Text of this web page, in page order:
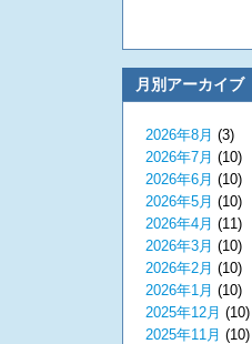
月別アーカイブ
2026年8月 (3)
2026年7月 (10)
2026年6月 (10)
2026年5月 (10)
2026年4月 (11)
2026年3月 (10)
2026年2月 (10)
2026年1月 (10)
2025年12月 (10)
2025年11月 (10)